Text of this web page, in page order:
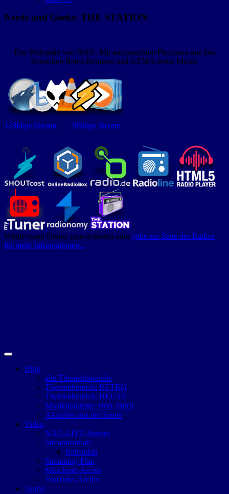
Nerds and Geeks: THE STATION
Das Webradio von NAG. Mit ausgesuchten Playlisten aus den
Bereichen Retro-Remixes und GEMA-freier Musik.
128kbps Stream 96kbps Stream
Wähle einen Dienst zum Anhören oder gehe zur Seite des Radios
für mehr Informationen...
Blog
alle Themenbereiche
Themenbereich: RETRO
Themenbereich: HEUTE
Musikkolumne: Hört, Hört!
Aktuelles aus der Szene
Video
NAG-LIVE-Stream
Streamformate
Retroblah
Streaming-Plan
Mitschnitt-Archiv
YouTube-Archiv
Audio